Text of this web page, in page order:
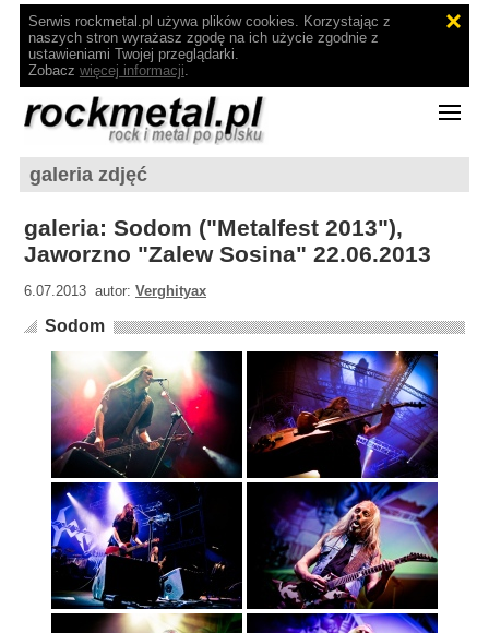
Serwis rockmetal.pl używa plików cookies. Korzystając z
naszych stron wyrażasz zgodę na ich użycie zgodnie z
ustawieniami Twojej przeglądarki.
Zobacz więcej informacji.
galeria zdjęć
galeria: Sodom ("Metalfest 2013"),
Jaworzno "Zalew Sosina" 22.06.2013
6.07.2013 autor:Verghityax
Sodom